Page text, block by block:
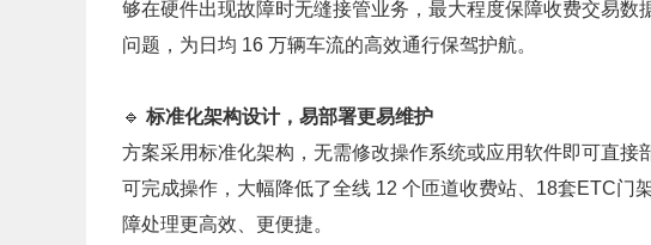
够在硬件出现故障时无缝接管业务，最大程度保障收费交易
问题，为日均 16 万辆车流的高效通行保驾护航。
🔹 标准化架构设计，易部署更易维护
方案采用标准化架构，无需修改操作系统或应用软件即可直
可完成操作，大幅降低了全线 12 个匝道收费站、 18套ETC门
障处理更高效、更便捷。